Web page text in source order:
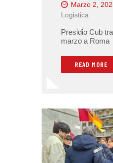
Marzo 2,
Logistica
Presidio Cub
marzo a Roma
READ MORE